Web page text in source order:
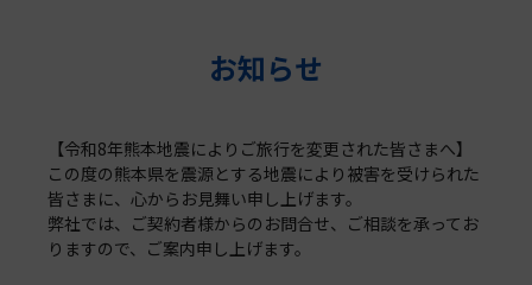
お知らせ
【令和8年熊本地震によりご旅行を変更された皆さまへ】
この度の熊本県を震源とする地震により被害を受けられた
皆さまに、心からお見舞い申し上げます。
弊社では、ご契約者様からのお問合せ、ご相談を承ってお
りますので、ご案内申し上げます。